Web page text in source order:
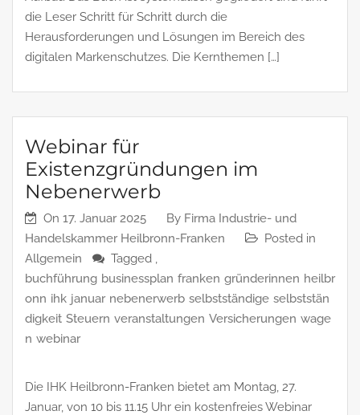
die Leser Schritt für Schritt durch die
Herausforderungen und Lösungen im Bereich des
digitalen Markenschutzes. Die Kernthemen […]
Webinar für
Existenzgründungen im
Nebenerwerb
On 17. Januar 2025 By Firma Industrie- und
Handelskammer Heilbronn-Franken
Posted in
Allgemein
Tagged ,
buchführung businessplan franken gründerinnen heilbr
onn ihk januar nebenerwerb selbstständige selbststän
digkeit Steuern veranstaltungen Versicherungen wage
n webinar
Die IHK Heilbronn-Franken bietet am Montag, 27.
Januar, von 10 bis 11.15 Uhr ein kostenfreies Webinar